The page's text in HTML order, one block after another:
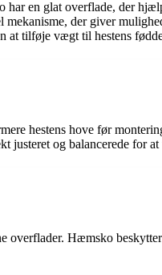
en glat overflade, der
der giver
at tilføje vægt til hestens
hestens hove før
og balancerede for
Hæmsko